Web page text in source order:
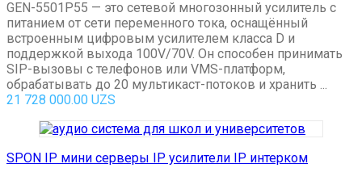
GEN-5501P55 — это сетевой многозонный усилитель с
питанием от сети переменного тока, оснащённый
встроенным цифровым усилителем класса D и
поддержкой выхода 100V/70V. Он способен принимать
SIP-вызовы с телефонов или VMS-платформ,
обрабатывать до 20 мультикаст-потоков и хранить ...
21 728 000.00 UZS
SPON IP мини серверы IP усилители IP интерком